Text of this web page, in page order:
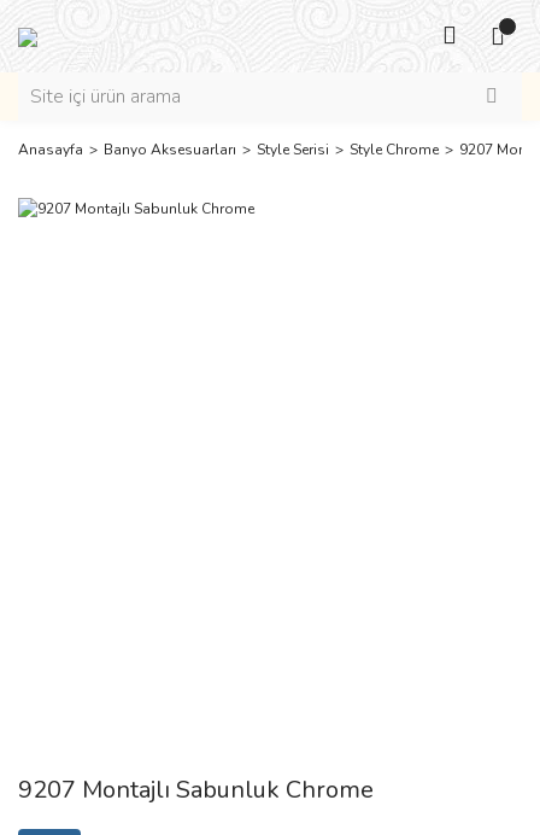
Anasayfa Banyo Aksesuarları Style Serisi Style Chrome 9207
9207 Montajlı Sabunluk Chrome